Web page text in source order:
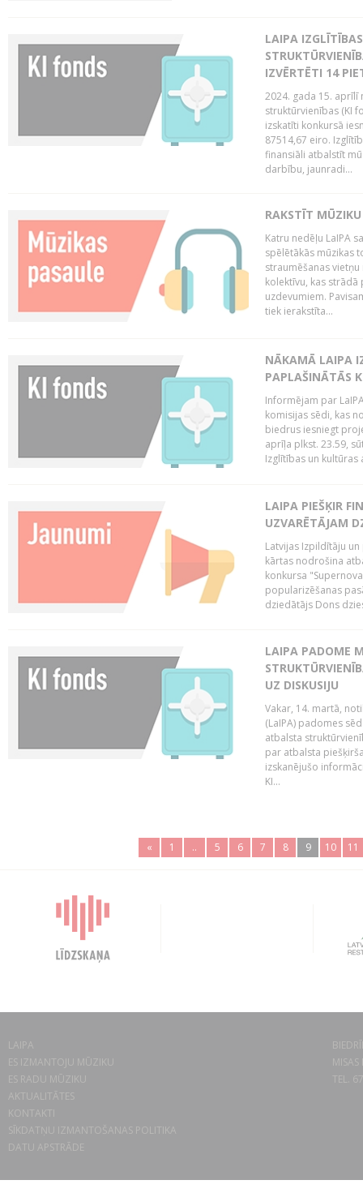
LAIPA
IZVĒRTĒTI 14
2024. gada 15. aprīlī
struktūrvienības (KI
izskatīti konkursā
87514,67 eiro.
finansiāli atbalstīt
darbību, jaunradi...
RAKSTĪT
Katru nedēļu LaIPA
spēlētākās mūzikas
straumēšanas
kolektīvu, kas
uzdevumiem.
tiek ierakstīta...
NĀKAMĀ LAIPA
PAPLAŠINĀTĀS
Informējam par
komisijas sēdi, kas
biedrus iesniegt
aprīļa plkst. 23.59,
Izglītības un kultūras
LAIPA PIEŠĶIR
UZVARĒTĀJAM
Latvijas Izpildītāju
kārtas nodrošina
konkursa
popularizēšanas
dziedātājs Dons
LAIPA PADOME
UZ DISKUSIJU
Vakar, 14. martā,
(LaIPA) padomes
atbalsta
par atbalsta
izskanējušo
KI...
« 1 .. 5 6 7 8 9 10 11
LAIPA
ES IZMANTOJU MŪZIKU
ES RADU MŪZIKU
AKTUALITĀTES
KONTAKTI
SĪKDATŅU IZMANTOŠANAS POLITIKA
DATU APSTRĀDE
TEL.